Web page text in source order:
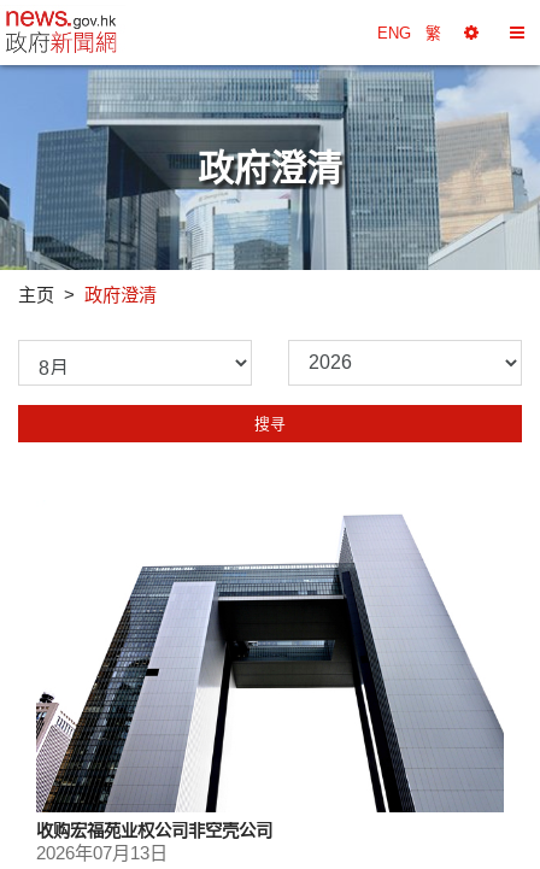
政府新闻网主页 ENG 繁
择
具
换
录
政府澄清
主页 政府澄清
择
择
搜寻
收购宏福苑业权公司非空壳公司
2026年07月13日